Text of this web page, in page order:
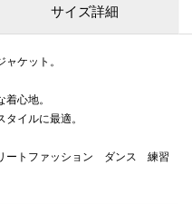
サイズ詳細
ケット。
心地。
イルに最適。
ートファッション ダンス 練習